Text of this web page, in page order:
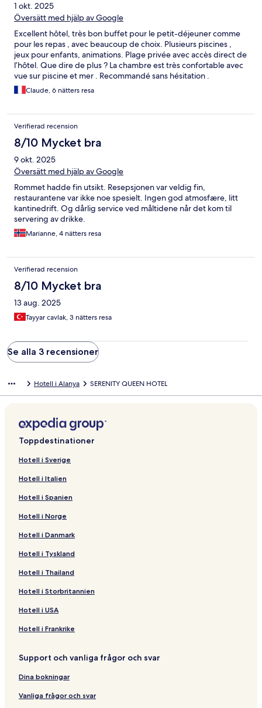
1 okt. 2025
Översätt med hjälp av Google
Excellent hôtel, très bon buffet pour le petit-déjeuner comme
pour les repas , avec beaucoup de choix. Plusieurs piscines ,
jeux pour enfants, animations. Plage privée avec accès direct de
l’hôtel. Que dire de plus ? La chambre est très confortable avec
vue sur piscine et mer . Recommandé sans hésitation .
Claude, 6 nätters resa
Verifierad recension
8/10 Mycket bra
9 okt. 2025
Översätt med hjälp av Google
Rommet hadde fin utsikt. Resepsjonen var veldig fin,
restaurantene var ikke noe spesielt. Ingen god atmosfære, litt
kantinedrift. Og dårlig service ved måltidene når det kom til
servering av drikke.
Marianne, 4 nätters resa
Verifierad recension
8/10 Mycket bra
13 aug. 2025
Tayyar cavlak, 3 nätters resa
Se alla 3 recensioner
Hotell i Alanya SERENITY QUEEN HOTEL
Toppdestinationer
Hotell i Sverige
Hotell i Italien
Hotell i Spanien
Hotell i Norge
Hotell i Danmark
Hotell i Tyskland
Hotell i Thailand
Hotell i Storbritannien
Hotell i USA
Hotell i Frankrike
Support och vanliga frågor och svar
Dina bokningar
Vanliga frågor och svar